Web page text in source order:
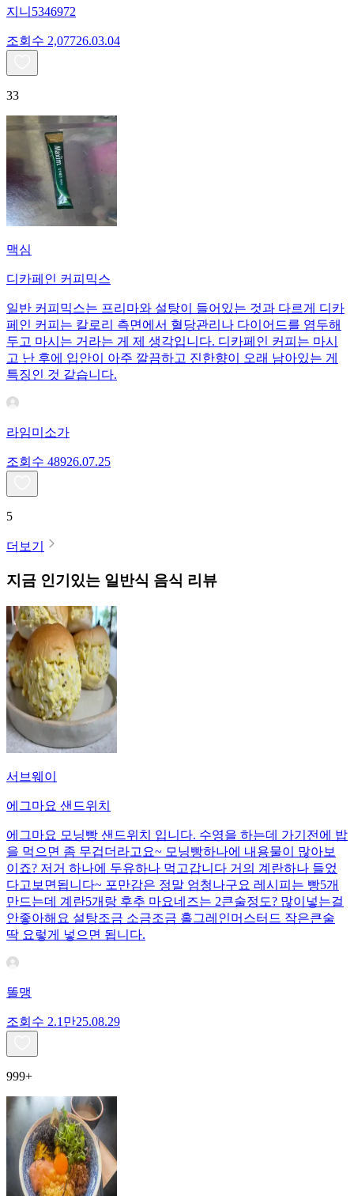
지니5346972
조회수 2,07726.03.04
33
맥심
디카페인 커피믹스
일반 커피믹스는 프리마와 설탕이 들어있는 것과 다르게 디카
페인 커피는 칼로리 측면에서 혈당관리나 다이어드를 염두해
두고 마시는 거라는 게 제 생각입니다. 디카페인 커피는 마시
고 난 후에 입안이 아주 깔끔하고 진한향이 오래 남아있는 게
특징인 것 같습니다.
라임미소가
조회수 48926.07.25
5
더보기
지금 인기있는 일반식 음식 리뷰
서브웨이
에그마요 샌드위치
에그마요 모닝빵 샌드위치 입니다. 수영을 하는데 가기전에 밥
을 먹으면 좀 무겁더라고요~ 모닝빵하나에 내용물이 많아보
이죠? 저거 하나에 두유하나 먹고갑니다 거의 계란하나 들었
다고보면됩니다~ 포만감은 정말 엄청나구요 레시피는 빵5개
만드는데 계란5개랑 후추 마요네즈는 2큰술정도? 많이넣는걸
안좋아해요 설탕조금 소금조금 홀그레인머스터드 작은큰술
딱 요렇게 넣으면 됩니다.
똘맹
조회수 2.1만25.08.29
999+